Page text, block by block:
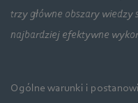
trzy główne obszary
najbardziej efektywne
Ogólne warunki i